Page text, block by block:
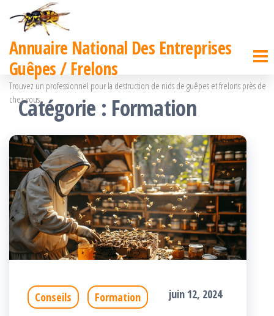
Passer
contenu
Annuaire National Des Entreprises
Guêpes / Frelons
Trouvez un professionnel pour la destruction de nids de guêpes et frelons près de
chez vous
Catégorie : Formation
Conseils Formation juin 12, 2024